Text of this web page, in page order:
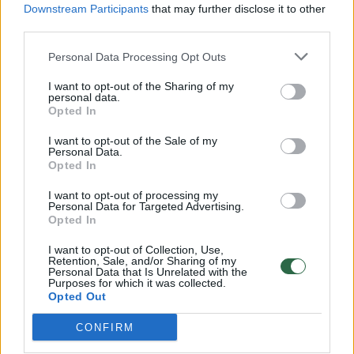
Downstream Participants that may further disclose it to other
Personal Data Processing Opt Outs
I want to opt-out of the Sharing of my
personal data.
Opted In
I want to opt-out of the Sale of my
Personal Data.
Opted In
I want to opt-out of processing my
Personal Data for Targeted Advertising.
Opted In
I want to opt-out of Collection, Use,
Retention, Sale, and/or Sharing of my
Personal Data that Is Unrelated with the
Purposes for which it was collected.
Opted Out
CONFIRM
00:00:57
32 laipsnių šilumos
Žinios | Orai
Nufilmavo, kaip patvino Vilniaus Vakarinis aplinkkelis:
vaizdas pribloškia
dvi moteris
Žinios | Lietuvos diena
Visi įrašai